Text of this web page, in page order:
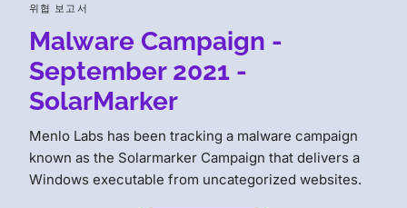
위협 보고서
Malware Campaign -
September 2021 -
SolarMarker
Menlo Labs has been tracking a malware campaign
known as the Solarmarker Campaign that delivers a
Windows executable from uncategorized websites.